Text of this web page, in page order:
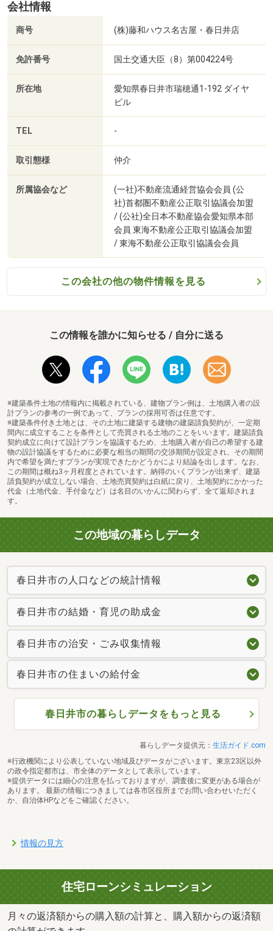
会社情報
商号 (株)藤和ハウス名古屋・春日井店
免許番号 国土交通大臣（8）第004224号
所在地
愛知県春日井市瑞穂通1-192 ダイヤ
ビル
TEL -
取引態様 仲介
所属協会など
(一社)不動産流通経営協会会員 (公
社)首都圏不動産公正取引協議会加盟
/ (公社)全日本不動産協会愛知県本部
会員 東海不動産公正取引協議会加盟
/ 東海不動産公正取引協議会会員
この会社の他の物件情報を見る
この情報を誰かに知らせる / 自分に送る
※建築条件土地の情報内に掲載されている、建物プラン例は、土地購入者の設
計プランの参考の一例であって、プランの採用可否は任意です。
※建築条件付き土地とは、その土地に建築する建物の建築請負契約が、一定期
間内に成立することを条件として売買される土地のことをいいます。建築請負
契約成立に向けて設計プランを協議するため、土地購入者が自己の希望する建
物の設計協議をするために必要な相当の期間の交渉期間が設定され、その期間
内で希望を満たすプランが実現できたかどうかにより結論を出します。なお、
この期間は概ね3ヶ月程度とされています。納得のいくプランが出来ず、建築
請負契約が成立しない場合、土地売買契約は白紙に戻り、土地契約にかかった
代金（土地代金、手付金など）は名目のいかんに関わらず、全て返却されま
す。
この地域の暮らしデータ
春日井市の人口などの統計情報
春日井市の結婚・育児の助成金
春日井市の治安・ごみ収集情報
春日井市の住まいの給付金
春日井市の暮らしデータをもっと見る
暮らしデータ提供元： 生活ガイド.com
※行政機関により公表していない地域及びデータがございます。東京23区以外
の政令指定都市は、市全体のデータとして表示しています。
※提供データには細心の注意を払っておりますが、調査後に変更がある場合が
あります。 最新の情報につきましては各市区役所までお問い合わせいただく
か、自治体HPなどをご確認ください。
情報の見方
住宅ローンシミュレーション
月々の返済額からの購入額の計算と、購入額からの返済額